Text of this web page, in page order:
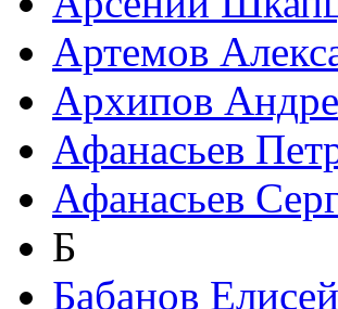
Артемов
Архипов
Афанасьев
Афанасьев
Б
Бабанов Елисей